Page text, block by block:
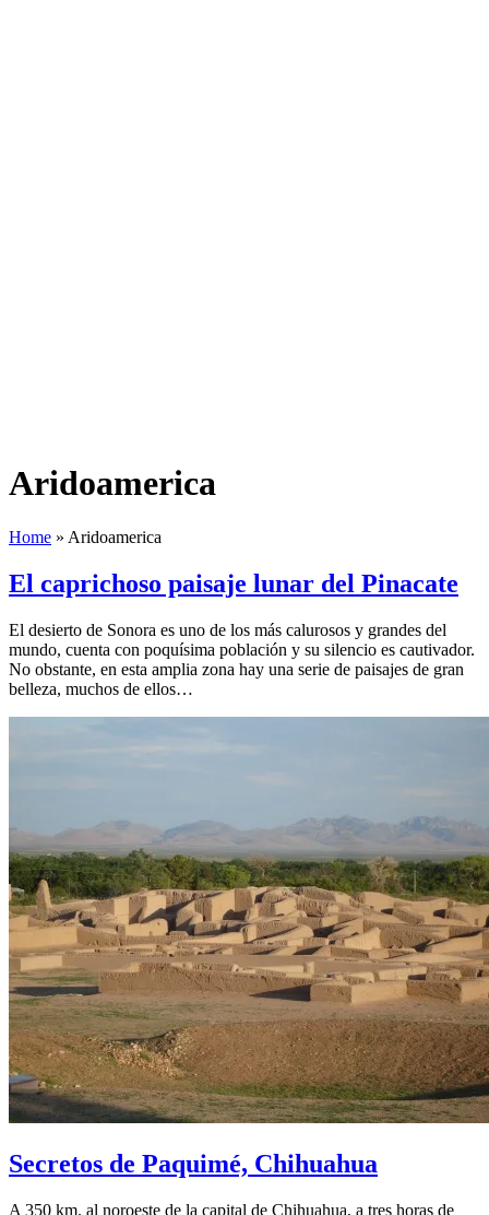
Aridoamerica
Home » Aridoamerica
El caprichoso paisaje lunar del Pinacate
El desierto de Sonora es uno de los más calurosos y grandes del
mundo, cuenta con poquísima población y su silencio es cautivador.
No obstante, en esta amplia zona hay una serie de paisajes de gran
belleza, muchos de ellos…
Secretos de Paquimé, Chihuahua
A 350 km. al noroeste de la capital de Chihuahua, a tres horas de